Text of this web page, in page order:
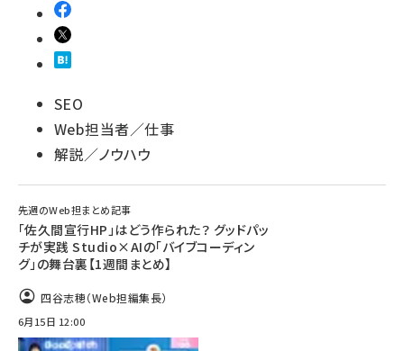
SEO
Web担当者／仕事
解説／ノウハウ
先週のWeb担まとめ記事
「佐久間宣行HP」はどう作られた？ グッドパッ
チが実践 Studio×AIの「バイブコーディン
グ」の舞台裏【1週間まとめ】
四谷志穂（Web担編集長）
6月15日 12:00